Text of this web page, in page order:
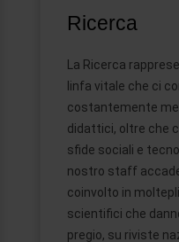
Ricerca
La Ricerca
linfa vitale che ci
costantemente
didattici, oltre che
sfide sociali e
nostro staff
coinvolto in
scientifici che
pregio, su riviste